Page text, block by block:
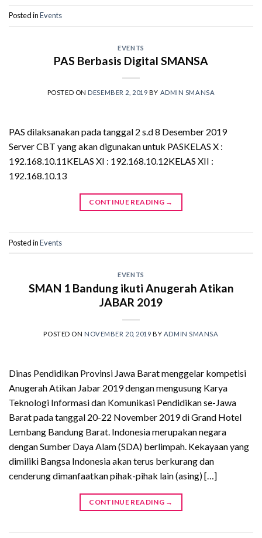
Posted inEvents
EVENTS
PAS Berbasis Digital SMANSA
POSTED ON DESEMBER 2, 2019 BY ADMIN SMANSA
PAS dilaksanakan pada tanggal 2 s.d 8 Desember 2019
Server CBT yang akan digunakan untuk PASKELAS X :
192.168.10.11KELAS XI : 192.168.10.12KELAS XII :
192.168.10.13
CONTINUE READING →
Posted inEvents
EVENTS
SMAN 1 Bandung ikuti Anugerah Atikan
JABAR 2019
POSTED ON NOVEMBER 20, 2019 BY ADMIN SMANSA
Dinas Pendidikan Provinsi Jawa Barat menggelar kompetisi
Anugerah Atikan Jabar 2019 dengan mengusung Karya
Teknologi Informasi dan Komunikasi Pendidikan se-Jawa
Barat pada tanggal 20-22 November 2019 di Grand Hotel
Lembang Bandung Barat. Indonesia merupakan negara
dengan Sumber Daya Alam (SDA) berlimpah. Kekayaan yang
dimiliki Bangsa Indonesia akan terus berkurang dan
cenderung dimanfaatkan pihak-pihak lain (asing) […]
CONTINUE READING →